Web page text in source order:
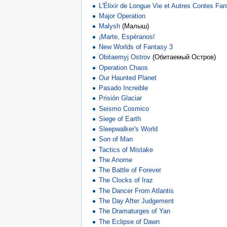
L'Élixir de Longue Vie et Autres Contes
Major Operation
Malysh (Малыш)
¡Marte, Espéranos!
New Worlds of Fantasy 3
Obitaemyj Ostrov (Обитаемый Остров)
Operation Chaos
Our Haunted Planet
Pasado Increible
Prisión Glaciar
Seismo Cosmico
Siege of Earth
Sleepwalker's World
Son of Man
Tactics of Mistake
The Anome
The Battle of Forever
The Clocks of Iraz
The Dancer From Atlantis
The Day After Judgement
The Dramaturges of Yan
The Eclipse of Dawn